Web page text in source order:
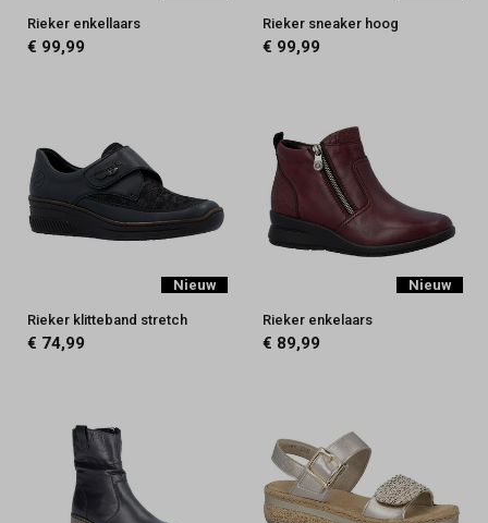
Rieker enkellaars
€ 99,99
Rieker sneaker hoog
€ 99,99
Nieuw
Rieker klitteband stretch
€ 74,99
Nieuw
Rieker enkelaars
€ 89,99